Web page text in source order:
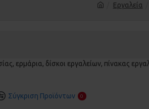
Εργαλεία
ερμάρια, δίσκοι εργαλείων, πίνακας
Σύγκριση Προϊόντων 0